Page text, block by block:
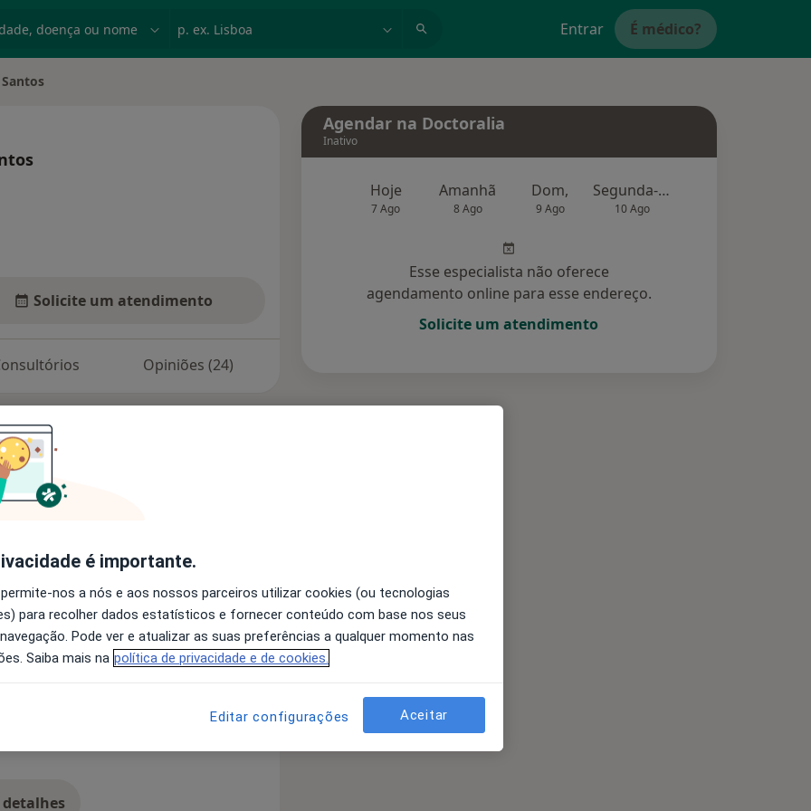
Entrar É médico?
Solicite um atendimento
Opiniões (24)
Facetas - Implantes
médicos dentistas
de Ortodontia em Madrid
com a universidade de Belgrano
6 anos do Instituto Universitário
em Lisboa
na Universidade da Catalunha em
Manifestações Bucais
de Angle Classe III +7a11y_sr_more_diseases
Agendar na Doctoralia
Inativo
Hoje
7 Ago
Amanhã
8 Ago
Dom,
9 Ago
Segunda-feira
10 Ago
Esse especialista não oferece
agendamento online para esse endereço.
Solicite um atendimento
é importante.
nos a nós e aos nossos parceiros utilizar cookies (ou tecnologias
para recolher dados estatísticos e fornecer conteúdo com base nos seus
Pode ver e atualizar as suas preferências a qualquer momento nas
Saiba mais na política de privacidade e de cookies.
Editar configurações Aceitar